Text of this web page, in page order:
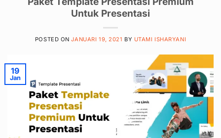
Untuk Presentasi
POSTED ONJANUARI 19, 2021 BY UTAMI ISHARYANI
19
Jan